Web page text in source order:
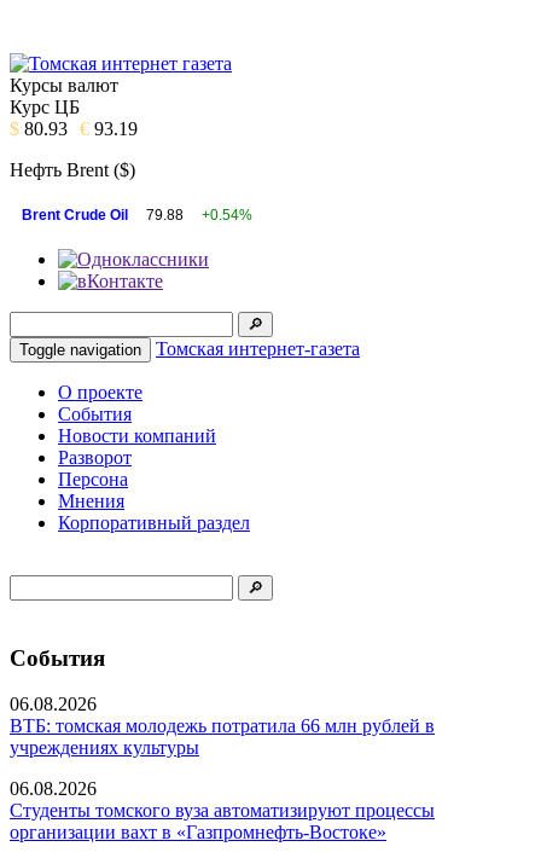
Курсы валют
Курс ЦБ
$ 80.93 € 93.19
Нефть Brent ($)
Brent Crude Oil 79.88 +0.54%
Toggle navigation Томская интернет-газета
О проекте
События
Новости компаний
Разворот
Персона
Мнения
Корпоративный раздел
События
06.08.2026
ВТБ: томская молодежь потратила 66 млн рублей в
учреждениях культуры
06.08.2026
Студенты томского вуза автоматизируют процессы
организации вахт в «Газпромнефть-Востоке»